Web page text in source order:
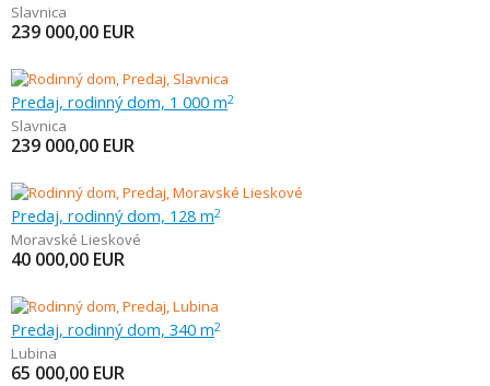
Slavnica
239 000,00 EUR
Predaj, rodinný dom, 1 000 m2
Slavnica
239 000,00 EUR
Predaj, rodinný dom, 128 m2
Moravské Lieskové
40 000,00 EUR
Predaj, rodinný dom, 340 m2
Lubina
65 000,00 EUR